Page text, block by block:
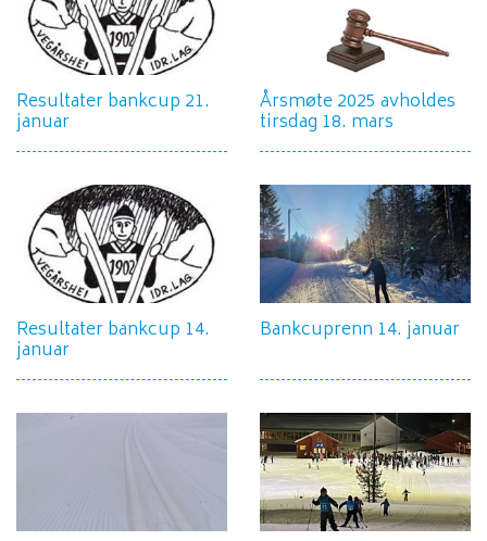
Resultater bankcup 21.
januar
Årsmøte 2025 avholdes
tirsdag 18. mars
Resultater bankcup 14.
januar
Bankcuprenn 14. januar